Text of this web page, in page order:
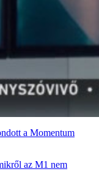
a Momentum
az M1 nem